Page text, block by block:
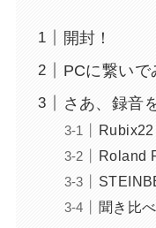
開封！
PCに繋いで
さあ、録音
Roland
聞き比